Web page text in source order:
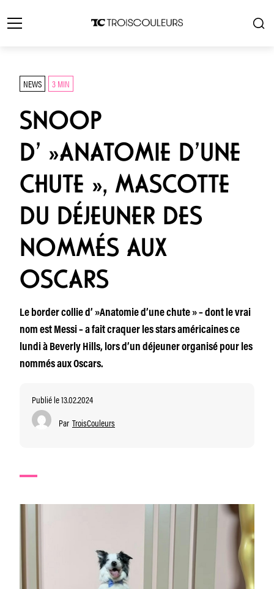
NEWS 3 MIN
SNOOP
D’ »ANATOMIE D’UNE
CHUTE », MASCOTTE
DU DÉJEUNER DES
NOMMÉS AUX
OSCARS
Le border collie d’ »Anatomie d’une chute » – dont le vrai
nom est Messi – a fait craquer les stars américaines ce
lundi à Beverly Hills, lors d’un déjeuner organisé pour les
nommés aux Oscars.
Publié le 13.02.2024
Par TroisCouleurs